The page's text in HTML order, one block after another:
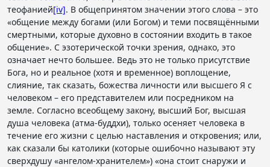
теофанией[iv]. В общепринятом значении этого слова – это
«общение между богами (или Богом) и теми посвящёнными
смертными, которые духовно в состоянии входить в такое
общение». С эзотерической точки зрения, однако, это
означает нечто большее. Ведь это не только присутствие
Бога, но и реальное (хотя и временное) воплощение,
слияние, так сказать, божества личности или высшего Я с
человеком – его представителем или посредником на
земле. Согласно всеобщему закону, высший Бог, высшая
душа человека (атма-буддхи), только осеняет человека в
течение его жизни с целью наставления и откровения; или,
как сказали бы католики (которые ошибочно называют эту
сверхдушу «ангелом-хранителем») «она стоит снаружи и